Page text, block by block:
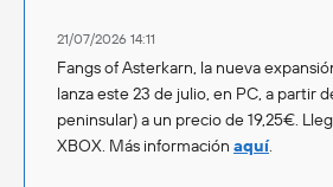
21/07/2026 14:11
Fangs of Asterkarn, la nueva
lanza este 23 de julio, en PC, a partir
peninsular) a un precio de 19,25€.
XBOX. Más información aquí.